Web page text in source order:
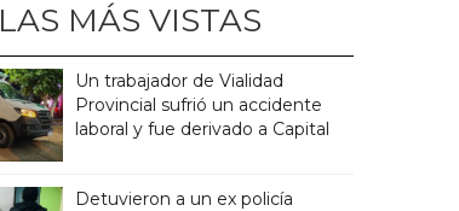
LAS MÁS VISTAS
Un trabajador de Vialidad
Provincial sufrió un accidente
laboral y fue derivado a Capital
Detuvieron a un ex policía